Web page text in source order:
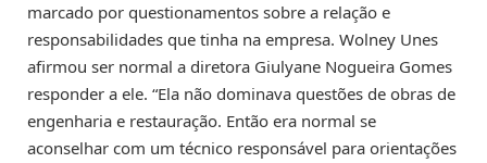
marcado por questionamentos sobre a relação e
responsabilidades que tinha na empresa. Wolney Unes
afirmou ser normal a diretora Giulyane Nogueira Gomes
responder a ele. “Ela não dominava questões de obras de
engenharia e restauração. Então era normal se
aconselhar com um técnico responsável para orientações